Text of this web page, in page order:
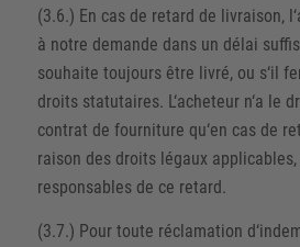
(3.6.) En cas de retard de livraison,
à notre demande dans un délai
souhaite toujours être livré, ou s‘il
droits statutaires. L‘acheteur n‘a le
contrat de fourniture qu‘en cas de
raison des droits légaux
responsables de ce retard.
(3.7.) Pour toute réclamation